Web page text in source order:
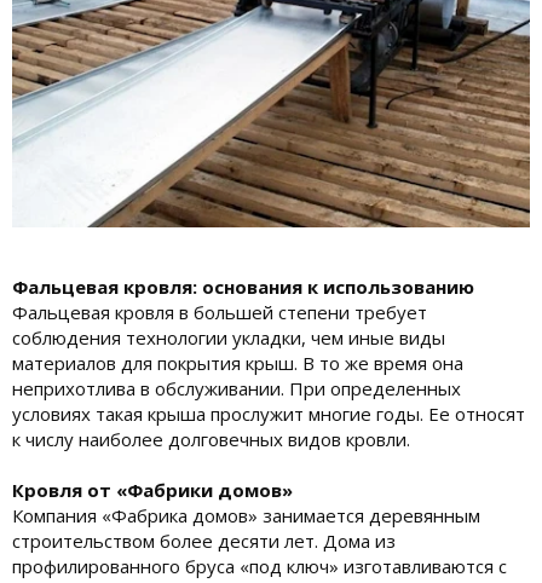
Фальцевая кровля: основания к использованию
Фальцевая кровля в большей степени требует
соблюдения технологии укладки, чем иные виды
материалов для покрытия крыш. В то же время она
неприхотлива в обслуживании. При определенных
условиях такая крыша прослужит многие годы. Ее относят
к числу наиболее долговечных видов кровли.
Кровля от «Фабрики домов»
Компания «Фабрика домов» занимается деревянным
строительством более десяти лет. Дома из
профилированного бруса «под ключ» изготавливаются с